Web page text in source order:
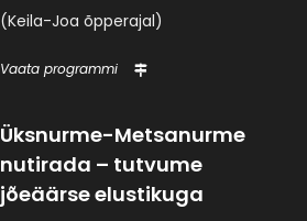
(Keila-Joa õpperajal)
Vaata programmi
Üksnurme-Metsanurme
nutirada – tutvume
jõeäärse elustikuga